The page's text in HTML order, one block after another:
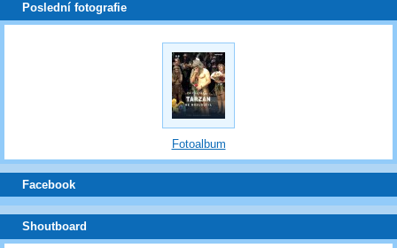
Poslední fotografie
Fotoalbum
Facebook
Shoutboard